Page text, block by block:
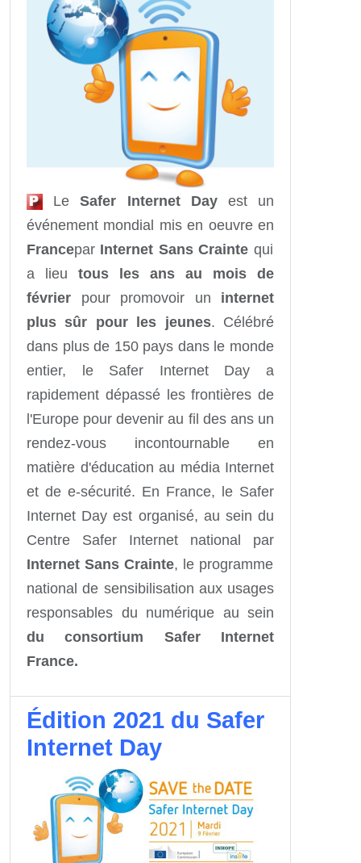
LeSafer Internet Dayest un
événement mondial mis en oeuvre en
Francepar Internet Sans Crainte qui
a lieu tous les ans au mois de
février pour promovoir un internet
plus sûr pour les jeunes. Célébré
dans plus de 150 pays dans le monde
entier, le Safer Internet Day a
rapidement dépassé les frontières de
l'Europe pour devenir au fil des ans un
rendez-vous incontournable en
matière d'éducation au média Internet
et de e-sécurité. En France, le Safer
Internet Day est organisé, au sein du
Centre Safer Internet national par
Internet Sans Crainte, le programme
national de sensibilisation aux usages
responsables du numérique au sein
du consortium Safer Internet
France.
Édition 2021 du Safer
Internet Day